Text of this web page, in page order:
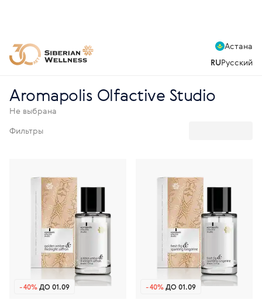
Астана
RUРусский
Aromapolis Olfactive Studio
Не выбрана
Фильтры
-40%ДО 01.09 -40%ДО 01.09